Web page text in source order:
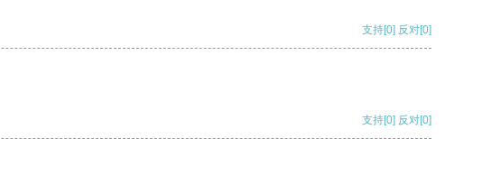
支持[0] 反对[0]
支持[0] 反对[0]